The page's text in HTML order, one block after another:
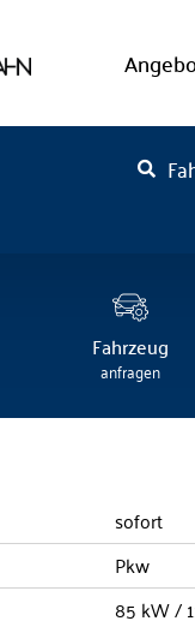
Fahrzeug
anfragen
sofort
Pkw
85 kW /